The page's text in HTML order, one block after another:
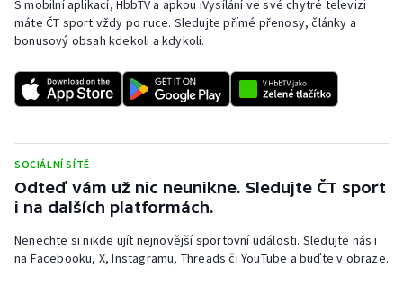
S mobilní aplikací, HbbTV a apkou iVysílání ve své chytré televizi
máte ČT sport vždy po ruce. Sledujte přímé přenosy, články a
bonusový obsah kdekoli a kdykoli.
SOCIÁLNÍ SÍTĚ
Odteď vám už nic neunikne. Sledujte ČT sport
i na dalších platformách.
Nenechte si nikde ujít nejnovější sportovní události. Sledujte nás i
na Facebooku, X, Instagramu, Threads či YouTube a buďte v obraze.